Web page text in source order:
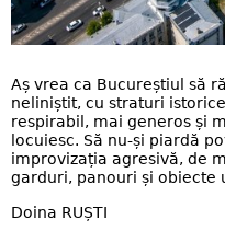
Aș vrea ca Bucureștiul să
neliniștit, cu straturi
respirabil, mai generos și
locuiesc. Să nu-și piardă
improvizația agresivă, de
garduri, panouri și obiecte
Doina RUȘTI